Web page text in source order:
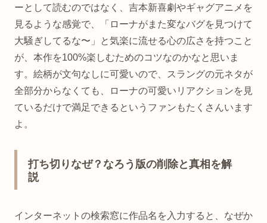
ーとして読むのではなく、吉本新喜劇やギャグアニメを
見るような感覚で、「ローナがまた変なバグを見つけて
大騒ぎしてるな〜」と気楽に流せる心の広さを持つこと
が、本作を100%楽しむためのコツなのかなと思いま
す。絵柄が文句なしに可愛いので、スラングの元ネタが
全部分からなくても、ローナの可愛いリアクションを見
ているだけで満足できるというファンもたくさんいます
よ。
打ち切りなぜ？なろう版の削除と真相を解
説
インターネットの検索窓に作品名を入力すると、なぜか